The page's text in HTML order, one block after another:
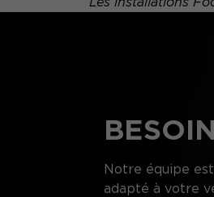
Notre équipe
adapté à votre